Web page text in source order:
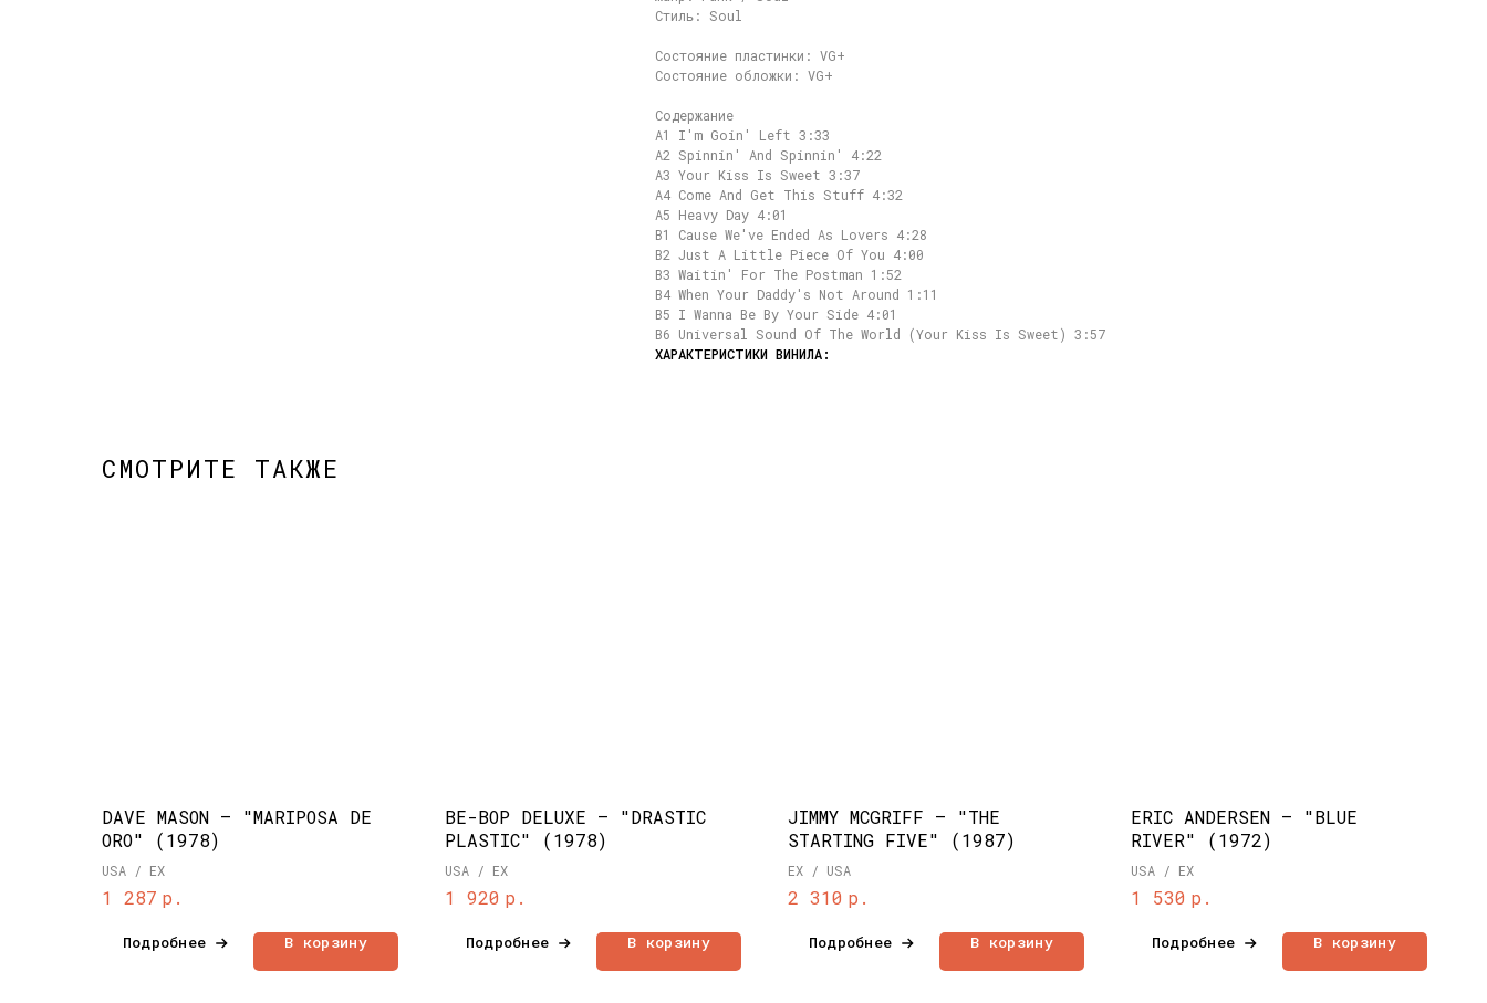
Стиль: Soul
Состояние пластинки: VG+
Состояние обложки: VG+
Содержание
A1 I'm Goin' Left 3:33
A2 Spinnin' And Spinnin' 4:22
A3 Your Kiss Is Sweet 3:37
A4 Come And Get This Stuff 4:32
A5 Heavy Day 4:01
B1 Cause We've Ended As Lovers 4:28
B2 Just A Little Piece Of You 4:00
B3 Waitin' For The Postman 1:52
B4 When Your Daddy's Not Around 1:11
B5 I Wanna Be By Your Side 4:01
B6 Universal Sound Of The World (Your Kiss Is Sweet) 3:57
СМОТРИТЕ ТАКЖЕ
DAVE MASON ‎– "MARIPOSA DE
ORO" (1978)
USA / EX
1 287 р.
Подробнее В корзину
BE-BOP DELUXE – "DRASTIC
PLASTIC" (1978)
USA / EX
1 920 р.
Подробнее В корзину
JIMMY MCGRIFF – "THE
STARTING FIVE" (1987)
EX / USA
2 310 р.
Подробнее В корзину
ERIC ANDERSEN – "BLUE
RIVER" (1972)
USA / EX
1 530 р.
Подробнее В корзину